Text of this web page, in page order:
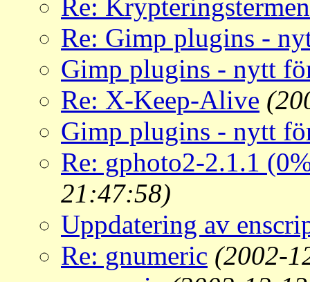
Re:
Re: Gimp plugins -
Gimp plugins - nytt
Re: X-Keep-Alive
Gimp plugins - nytt
Re: gphoto2-2.1.1
21:47:58)
Uppdatering av
Re: gnumeric (2002-